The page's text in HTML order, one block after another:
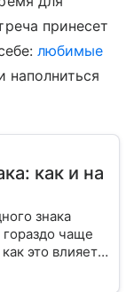
принесет
любимые
наполниться
как и на
знака
гораздо чаще
это влияет